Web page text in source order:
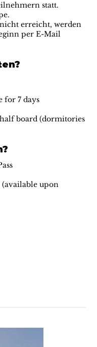
statt.
erreicht, werden
per E-Mail
for 7 days
board (dormitories
(available upon